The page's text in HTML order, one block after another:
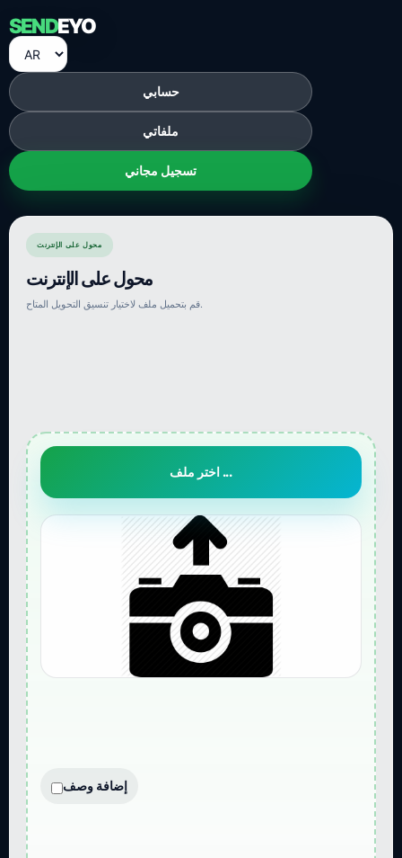
SENDEYO
حسابي
ملفاتي
تسجيل مجاني
محول على الإنترنت
محول على الإنترنت
قم بتحميل ملف لاختيار تنسيق التحويل المتاح.
اختر ملف ...
إضافة وصف